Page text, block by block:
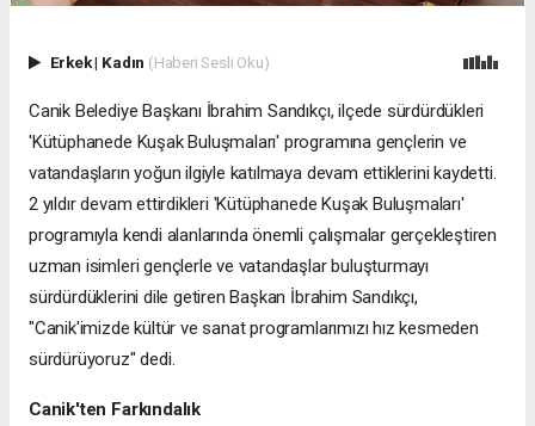
Erkek| Kadın (Haberi Sesli Oku)
Canik Belediye Başkanı İbrahim Sandıkçı, ilçede sürdürdükleri
'Kütüphanede Kuşak Buluşmaları' programına gençlerin ve
vatandaşların yoğun ilgiyle katılmaya devam ettiklerini kaydetti.
2 yıldır devam ettirdikleri 'Kütüphanede Kuşak Buluşmaları'
programıyla kendi alanlarında önemli çalışmalar gerçekleştiren
uzman isimleri gençlerle ve vatandaşlar buluşturmayı
sürdürdüklerini dile getiren Başkan İbrahim Sandıkçı,
"Canik'imizde kültür ve sanat programlarımızı hız kesmeden
sürdürüyoruz" dedi.
Canik'ten Farkındalık